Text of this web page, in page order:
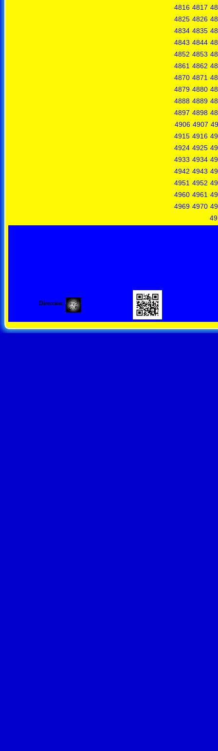
4816 4817
4825 4826
4834 4835
4843 4844
4852 4853
4861 4862
4870 4871
4879 4880
4888 4889
4897 4898
4906 4907
4915 4916
4924 4925
4933 4934
4942 4943
4951 4952
4960 4961
4969 4970
Dirección: